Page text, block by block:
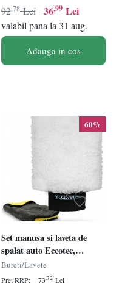
36,99 Lei
92,78 Lei
valabil pana la 31 aug.
Adauga in cos
60%
Set manusa si laveta de
spalat auto Eccotec,
microfibra,
alb/galben/negru
Bureti/Lavete
Pret RRP: 73,72 Lei